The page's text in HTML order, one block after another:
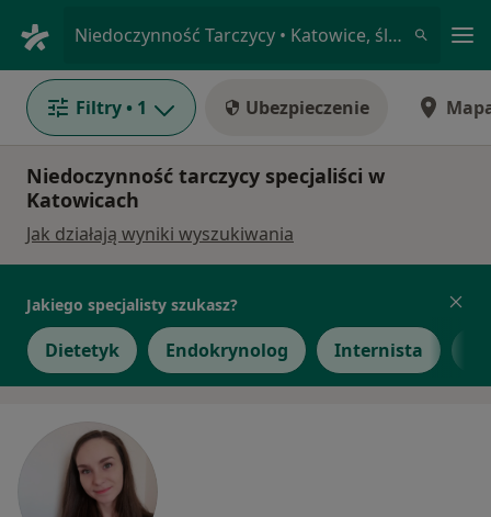
Niedoczynność Tarczycy • Katowice, śląskie
Filtry • 1 Ubezpieczenie
Niedoczynność tarczycy specjaliści w
Katowicach
Jak działają wyniki wyszukiwania
Jakiego specjalisty szukasz?
Dietetyk Endokrynolog Internista